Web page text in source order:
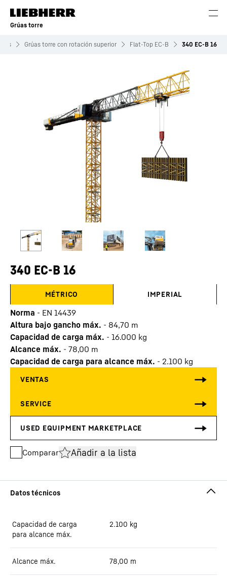
Grúas torre
Grúas torre con rotación superior Flat-Top EC-B 340 EC-B 16
340 EC-B 16
MÉTRICO IMPERIAL
Norma - EN 14439
Altura bajo gancho máx. - 84,70 m
Capacidad de carga máx. - 16.000 kg
Alcance máx. - 78,00 m
Capacidad de carga para alcance máx. - 2.100 kg
Comparar Añadir a la lista
Capacidad de carga
para alcance máx.
2.100 kg
Alcance máx. 78,00 m